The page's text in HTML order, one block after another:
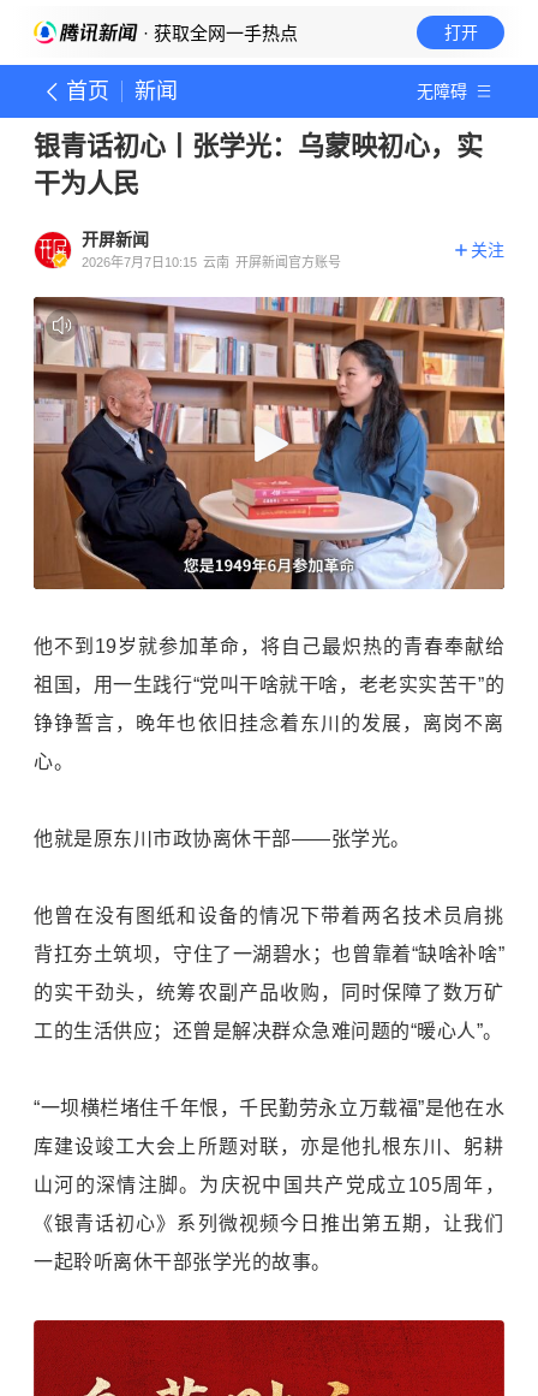
· 获取全网一手热点 打开
首页 新闻 无障碍
银青话初心丨张学光：乌蒙映初心，实
干为人民
开屏新闻
2026年7月7日10:15 云南 开屏新闻官方账号
关注
他不到19岁就参加革命，将自己最炽热的青春奉献给
祖国，用一生践行“党叫干啥就干啥，老老实实苦干”的
铮铮誓言，晚年也依旧挂念着东川的发展，离岗不离
心。
他就是原东川市政协离休干部——张学光。
他曾在没有图纸和设备的情况下带着两名技术员肩挑
背扛夯土筑坝，守住了一湖碧水；也曾靠着“缺啥补啥”
的实干劲头，统筹农副产品收购，同时保障了数万矿
工的生活供应；还曾是解决群众急难问题的“暖心人”。
“一坝横栏堵住千年恨，千民勤劳永立万载福”是他在水
库建设竣工大会上所题对联，亦是他扎根东川、躬耕
山河的深情注脚。为庆祝中国共产党成立105周年，
《银青话初心》系列微视频今日推出第五期，让我们
一起聆听离休干部张学光的故事。